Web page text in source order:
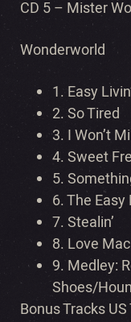
CD 5 – Mister
Wonderworld
1. Easy
2. So Tired
3. I Won’t
4. Sweet
5.
6. The Easy
7. Stealin’
8. Love
9. Medley:
Shoes/
Bonus Tracks